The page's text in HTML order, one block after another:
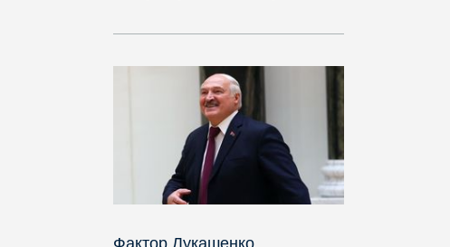
Фактор Лукашенко